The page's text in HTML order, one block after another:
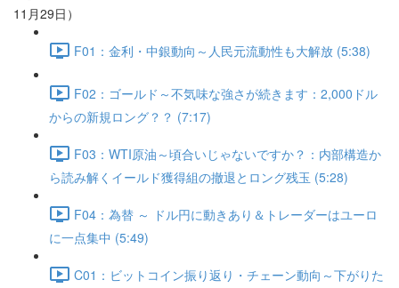
11月29日）
F01：金利・中銀動向～人民元流動性も大解放 (5:38)
F02：ゴールド～不気味な強さが続きます：2,000ドル
からの新規ロング？？ (7:17)
F03：WTI原油～頃合いじゃないですか？：内部構造か
ら読み解くイールド獲得組の撤退とロング残玉 (5:28)
F04：為替 ～ ドル円に動きあり＆トレーダーはユーロ
に一点集中 (5:49)
C01：ビットコイン振り返り・チェーン動向～下がりた